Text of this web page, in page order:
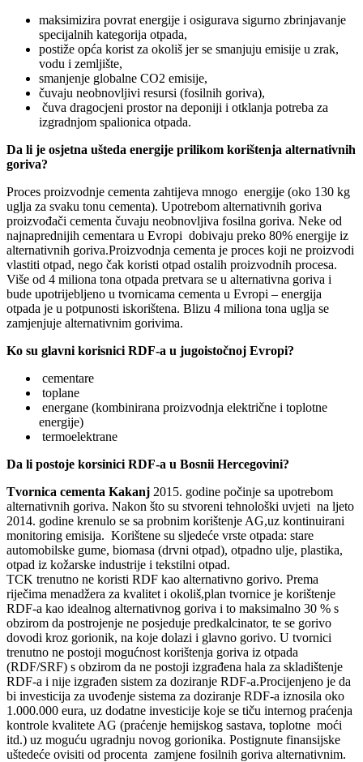
maksimizira povrat energije i osigurava sigurno zbrinjavanje
specijalnih kategorija otpada,
postiže opća korist za okoliš jer se smanjuju emisije u zrak,
vodu i zemljište,
smanjenje globalne CO2 emisije,
čuvaju neobnovljivi resursi (fosilnih goriva),
čuva dragocjeni prostor na deponiji i otklanja potreba za
izgradnjom spalionica otpada.
Da li je osjetna ušteda energije prilikom korištenja alternativnih
goriva?
Proces proizvodnje cementa zahtijeva mnogo energije (oko 130 kg
uglja za svaku tonu cementa). Upotrebom alternativnih goriva
proizvođači cementa čuvaju neobnovljiva fosilna goriva. Neke od
najnaprednijih cementara u Evropi dobivaju preko 80% energije iz
alternativnih goriva.Proizvodnja cementa je proces koji ne proizvodi
vlastiti otpad, nego čak koristi otpad ostalih proizvodnih procesa.
Više od 4 miliona tona otpada pretvara se u alternativna goriva i
bude upotrijebljeno u tvornicama cementa u Evropi – energija
otpada je u potpunosti iskorištena. Blizu 4 miliona tona uglja se
zamjenjuje alternativnim gorivima.
Ko su glavni korisnici RDF-a u jugoistočnoj Evropi?
cementare
toplane
energane (kombinirana proizvodnja električne i toplotne
energije)
termoelektrane
Da li postoje korsinici RDF-a u Bosnii Hercegovini?
Tvornica cementa Kakanj 2015. godine počinje sa upotrebom
alternativnih goriva. Nakon što su stvoreni tehnološki uvjeti na ljeto
2014. godine krenulo se sa probnim korištenje AG,uz kontinuirani
monitoring emisija. Korištene su sljedeće vrste otpada: stare
automobilske gume, biomasa (drvni otpad), otpadno ulje, plastika,
otpad iz kožarske industrije i tekstilni otpad.
TCK trenutno ne koristi RDF kao alternativno gorivo. Prema
riječima menadžera za kvalitet i okoliš,plan tvornice je korištenje
RDF‐a kao idealnog alternativnog goriva i to maksimalno 30 % s
obzirom da postrojenje ne posjeduje predkalcinator, te se gorivo
dovodi kroz gorionik, na koje dolazi i glavno gorivo. U tvornici
trenutno ne postoji mogućnost korištenja goriva iz otpada
(RDF/SRF) s obzirom da ne postoji izgrađena hala za skladištenje
RDF‐a i nije izgrađen sistem za doziranje RDF‐a.Procijenjeno je da
bi investicija za uvođenje sistema za doziranje RDF‐a iznosila oko
1.000.000 eura, uz dodatne investicije koje se tiču internog praćenja
kontrole kvalitete AG (praćenje hemijskog sastava, toplotne moći
itd.) uz moguću ugradnju novog gorionika. Postignute finansijske
uštedeće ovisiti od procenta zamjene fosilnih goriva alternativnim.